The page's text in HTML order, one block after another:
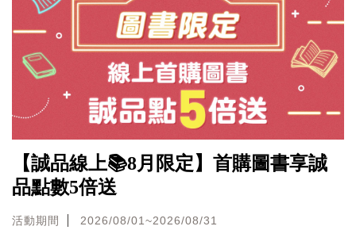
【誠品線上📚8月限定】首購圖書享誠
品點數5倍送
活動期間 2026/08/01~2026/08/31